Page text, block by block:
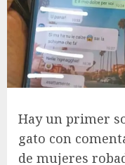
Hay un primer
gato con
de mujeres